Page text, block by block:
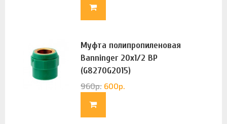
Муфта полипропиленовая
Banninger 20х1/2 ВР
(G8270G2015)
960р. 600р.